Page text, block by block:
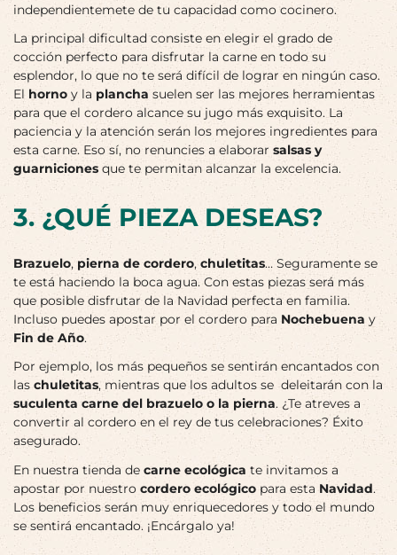
independientemete de tu capacidad como cocinero.
La principal dificultad consiste en elegir el grado de
cocción perfecto para disfrutar la carne en todo su
esplendor, lo que no te será difícil de lograr en ningún caso.
El horno y la plancha suelen ser las mejores herramientas
para que el cordero alcance su jugo más exquisito. La
paciencia y la atención serán los mejores ingredientes para
esta carne. Eso sí, no renuncies a elaborar salsas y
guarniciones que te permitan alcanzar la excelencia.
3. ¿QUÉ PIEZA DESEAS?
Brazuelo, pierna de cordero,chuletitas… Seguramente se
te está haciendo la boca agua. Con estas piezas será más
que posible disfrutar de la Navidad perfecta en familia.
Incluso puedes apostar por el cordero para Nochebuena y
Fin de Año.
Por ejemplo, los más pequeños se sentirán encantados con
las chuletitas, mientras que los adultos se deleitarán con la
suculenta carne del brazuelo o la pierna. ¿Te atreves a
convertir al cordero en el rey de tus celebraciones? Éxito
asegurado.
En nuestra tienda de carne ecológica te invitamos a
apostar por nuestro cordero ecológico para esta Navidad.
Los beneficios serán muy enriquecedores y todo el mundo
se sentirá encantado. ¡Encárgalo ya!